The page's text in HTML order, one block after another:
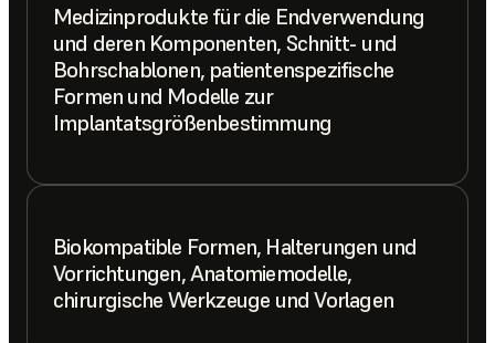
Medizinprodukte für die Endverwendung
und deren Komponenten, Schnitt- und
Bohrschablonen, patientenspezifische
Formen und Modelle zur
Implantatsgrößenbestimmung
Biokompatible Formen, Halterungen und
Vorrichtungen, Anatomiemodelle,
chirurgische Werkzeuge und Vorlagen